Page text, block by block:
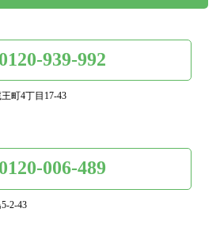
0120-939-992
町4丁目17-43
0120-006-489
2-43